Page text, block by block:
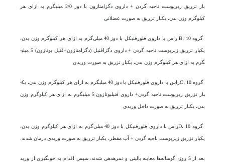
بار تزریق زیرپوست ناحیه گردن + داروی دگزامتازون با دوز 2/0 میلی­گرم به ازای هر
کیلوگرم وزن بدن، یک­بار تزریق به صورت عضلانی
گروه B، 10 راس با داروی فلورفنیکل با دوز 40 میلی‌گرم به ازای هر کیلوگرم وزن بدن،
یک­بار تزریق زیرپوست ناحیه گردن + داروی دگزافنیل (دگزامتازون+فنیل بوتازون) 5 میلی­
گرم به ازای هر کیلوگرم وزن بدن، یک­بار تزریق به صورت وریدی
گروه C، 10راس با داروی فلورفنیکل با دوز 40 میلی­گرم به ازای هر کیلوگرم وزن بدن، یک­
بار تزریق زیرپوست ناحیه گردن+ داروی فنیل­بوتازون 5 میلی­گرم به ازای هر کیلوگرم وزن
بدن، یک­بار تزریق به صورت داخل وریدی
گروه D، 10راس با داروی فلورفنیکل با دوز 40 میلی‌گرم به ازای هر کیلوگرم وزن بدن،
یک­بار تزریق زیرپوست ناحیه گردن + آب مقطر، یک­بار تزریق به صورت وریدی درمان شدند.
بعد از 5 روز، گوساله‌ها معاینه بالینی و نمره­دهی ‌شدند. سپس اقدام به خونگیری از ورید